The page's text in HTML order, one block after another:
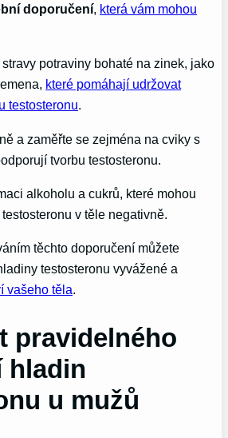
doporučení, která vám mohou
potraviny bohaté na zinek, jako
které pomáhají udržovat
testosteronu.
a zaměřte se zejména na cviky s
tvorbu testosteronu.
alkoholu a cukrů, které mohou
v těle negativně.
těchto doporučení můžete
testosteronu vyvážené a
vašeho těla.
pravidelného
hladin
u mužů